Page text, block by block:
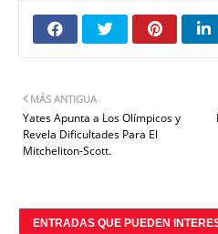
MÁS ANTIGUA
Yates Apunta a Los Olímpicos y
Revela Dificultades Para El
Mitcheliton-Scott.
ENTRADAS QUE PUEDEN